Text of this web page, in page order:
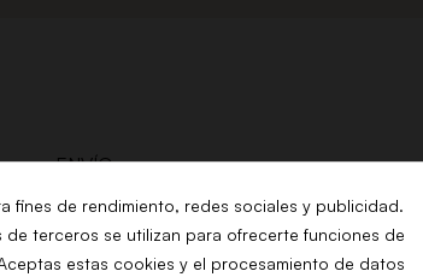
ENVÍO
AVISO LEGAL
TÉRMINOS Y CONDICIONES DE
COMPRA
fines de rendimiento, redes sociales y publicidad.
terceros se utilizan para ofrecerte funciones de
estas cookies y el procesamiento de datos